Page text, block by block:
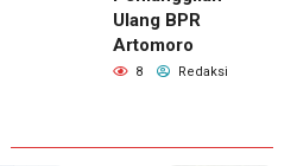
Ulang BPR
Artomoro
8 Redaksi